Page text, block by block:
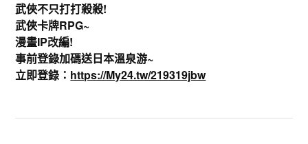
武俠不只打打殺殺!
武俠卡牌RPG~
漫畫IP改編!
事前登錄加碼送日本溫泉游~
立即登錄： https://My24.tw/219319jbw